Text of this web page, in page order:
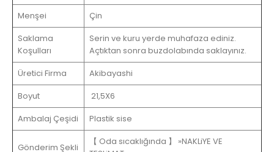
Menşei
Çin
Saklama
Koşulları
Serin ve kuru yerde muhafaza ediniz.
Açtıktan sonra buzdolabında saklayınız.
Üretici Firma
Akibayashi
Boyut
21,5X6
Ambalaj Çeşidi
Plastik sise
Gönderim Şekli
【 Oda sıcaklığında 】 »NAKLiYE VE